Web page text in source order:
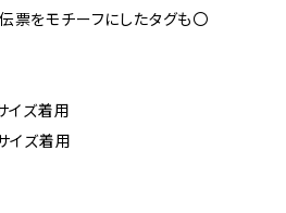
票をモチーフにしたタグも〇
ズ着用
ズ着用